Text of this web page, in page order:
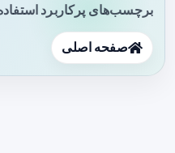
برچسب‌های پرکاربرد
صفحه اصلی